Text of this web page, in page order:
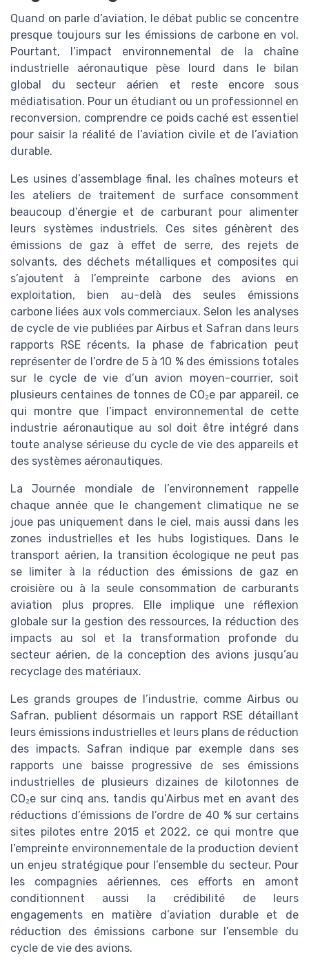
Quand on parle d’aviation, le débat public se concentre
presque toujours sur les émissions de carbone en vol.
Pourtant, l’impact environnemental de la chaîne
industrielle aéronautique pèse lourd dans le bilan
global du secteur aérien et reste encore sous
médiatisation. Pour un étudiant ou un professionnel en
reconversion, comprendre ce poids caché est essentiel
pour saisir la réalité de l’aviation civile et de l’aviation
durable.
Les usines d’assemblage final, les chaînes moteurs et
les ateliers de traitement de surface consomment
beaucoup d’énergie et de carburant pour alimenter
leurs systèmes industriels. Ces sites génèrent des
émissions de gaz à effet de serre, des rejets de
solvants, des déchets métalliques et composites qui
s’ajoutent à l’empreinte carbone des avions en
exploitation, bien au-delà des seules émissions
carbone liées aux vols commerciaux. Selon les analyses
de cycle de vie publiées par Airbus et Safran dans leurs
rapports RSE récents, la phase de fabrication peut
représenter de l’ordre de 5 à 10 % des émissions totales
sur le cycle de vie d’un avion moyen-courrier, soit
plusieurs centaines de tonnes de CO₂e par appareil, ce
qui montre que l’impact environnemental de cette
industrie aéronautique au sol doit être intégré dans
toute analyse sérieuse du cycle de vie des appareils et
des systèmes aéronautiques.
La Journée mondiale de l’environnement rappelle
chaque année que le changement climatique ne se
joue pas uniquement dans le ciel, mais aussi dans les
zones industrielles et les hubs logistiques. Dans le
transport aérien, la transition écologique ne peut pas
se limiter à la réduction des émissions de gaz en
croisière ou à la seule consommation de carburants
aviation plus propres. Elle implique une réflexion
globale sur la gestion des ressources, la réduction des
impacts au sol et la transformation profonde du
secteur aérien, de la conception des avions jusqu’au
recyclage des matériaux.
Les grands groupes de l’industrie, comme Airbus ou
Safran, publient désormais un rapport RSE détaillant
leurs émissions industrielles et leurs plans de réduction
des impacts. Safran indique par exemple dans ses
rapports une baisse progressive de ses émissions
industrielles de plusieurs dizaines de kilotonnes de
CO₂e sur cinq ans, tandis qu’Airbus met en avant des
réductions d’émissions de l’ordre de 40 % sur certains
sites pilotes entre 2015 et 2022, ce qui montre que
l’empreinte environnementale de la production devient
un enjeu stratégique pour l’ensemble du secteur. Pour
les compagnies aériennes, ces efforts en amont
conditionnent aussi la crédibilité de leurs
engagements en matière d’aviation durable et de
réduction des émissions carbone sur l’ensemble du
cycle de vie des avions.